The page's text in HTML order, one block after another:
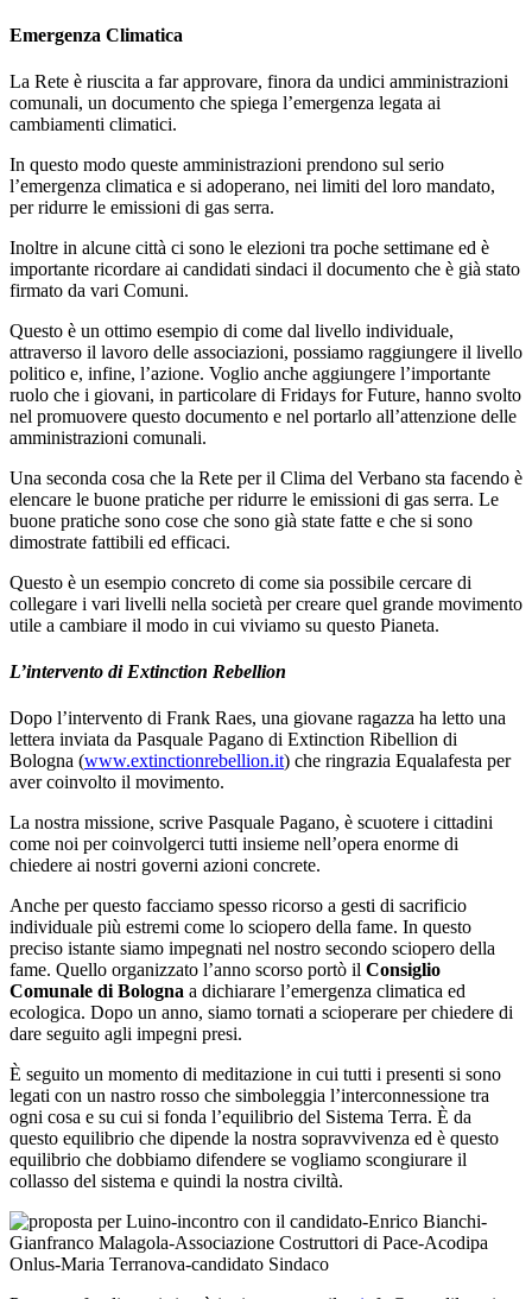
Emergenza Climatica
La Rete è riuscita a far approvare, finora da undici amministrazioni
comunali, un documento che spiega l’emergenza legata ai
cambiamenti climatici.
In questo modo queste amministrazioni prendono sul serio
l’emergenza climatica e si adoperano, nei limiti del loro mandato,
per ridurre le emissioni di gas serra.
Inoltre in alcune città ci sono le elezioni tra poche settimane ed è
importante ricordare ai candidati sindaci il documento che è già stato
firmato da vari Comuni.
Questo è un ottimo esempio di come dal livello individuale,
attraverso il lavoro delle associazioni, possiamo raggiungere il livello
politico e, infine, l’azione. Voglio anche aggiungere l’importante
ruolo che i giovani, in particolare di Fridays for Future, hanno svolto
nel promuovere questo documento e nel portarlo all’attenzione delle
amministrazioni comunali.
Una seconda cosa che la Rete per il Clima del Verbano sta facendo è
elencare le buone pratiche per ridurre le emissioni di gas serra. Le
buone pratiche sono cose che sono già state fatte e che si sono
dimostrate fattibili ed efficaci.
Questo è un esempio concreto di come sia possibile cercare di
collegare i vari livelli nella società per creare quel grande movimento
utile a cambiare il modo in cui viviamo su questo Pianeta.
L’intervento di Extinction Rebellion
Dopo l’intervento di Frank Raes, una giovane ragazza ha letto una
lettera inviata da Pasquale Pagano di Extinction Ribellion di
Bologna (www.extinctionrebellion.it) che ringrazia Equalafesta per
aver coinvolto il movimento.
La nostra missione, scrive Pasquale Pagano, è scuotere i cittadini
come noi per coinvolgerci tutti insieme nell’opera enorme di
chiedere ai nostri governi azioni concrete.
Anche per questo facciamo spesso ricorso a gesti di sacrificio
individuale più estremi come lo sciopero della fame. In questo
preciso istante siamo impegnati nel nostro secondo sciopero della
fame. Quello organizzato l’anno scorso portò il Consiglio
Comunale di Bologna a dichiarare l’emergenza climatica ed
ecologica. Dopo un anno, siamo tornati a scioperare per chiedere di
dare seguito agli impegni presi.
È seguito un momento di meditazione in cui tutti i presenti si sono
legati con un nastro rosso che simboleggia l’interconnessione tra
ogni cosa e su cui si fonda l’equilibrio del Sistema Terra. È da
questo equilibrio che dipende la nostra sopravvivenza ed è questo
equilibrio che dobbiamo difendere se vogliamo scongiurare il
collasso del sistema e quindi la nostra civiltà.